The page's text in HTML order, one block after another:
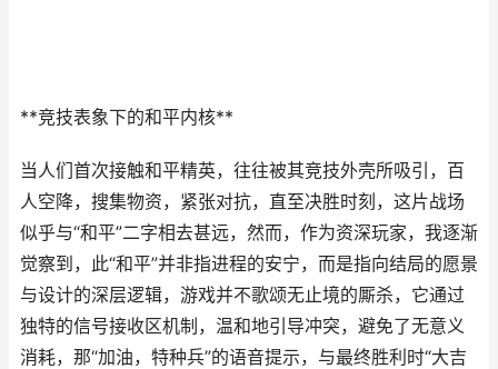
**竞技表象下的和平内核**
当人们首次接触和平精英，往往被其竞技外壳所吸引，百
人空降，搜集物资，紧张对抗，直至决胜时刻，这片战场
似乎与“和平”二字相去甚远，然而，作为资深玩家，我逐渐
觉察到，此“和平”并非指进程的安宁，而是指向结局的愿景
与设计的深层逻辑，游戏并不歌颂无止境的厮杀，它通过
独特的信号接收区机制，温和地引导冲突，避免了无意义
消耗，那“加油，特种兵”的语音提示，与最终胜利时“大吉